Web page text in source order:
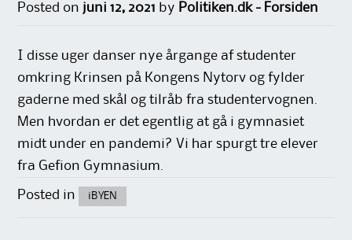
Posted on juni 12, 2021 by Politiken.dk - Forsiden
I disse uger danser nye årgange af studenter
omkring Krinsen på Kongens Nytorv og fylder
gaderne med skål og tilråb fra studentervognen.
Men hvordan er det egentlig at gå i gymnasiet
midt under en pandemi? Vi har spurgt tre elever
fra Gefion Gymnasium.
Posted in iBYEN